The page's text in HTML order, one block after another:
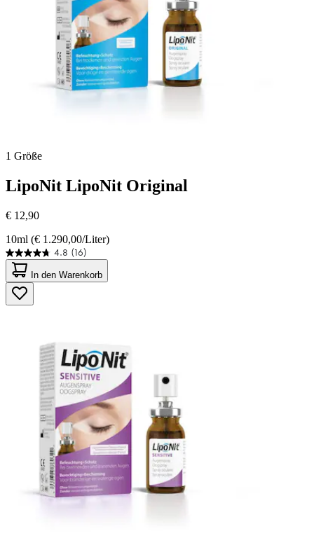
1 Größe
LipoNit LipoNit Original
€ 12,90
10ml (€ 1.290,00/Liter)
4.8 (16)
4.8
von
5
Sternen.
16
In den Warenkorb